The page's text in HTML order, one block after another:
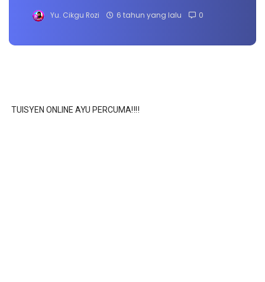
Yu. Cikgu Rozi 6 tahun yang lalu 0
TUISYEN ONLINE AYU PERCUMA‼️‼️